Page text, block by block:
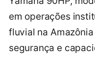
em operações
fluvial na
segurança e